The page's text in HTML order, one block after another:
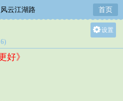
云江湖路 首页
设置
好》